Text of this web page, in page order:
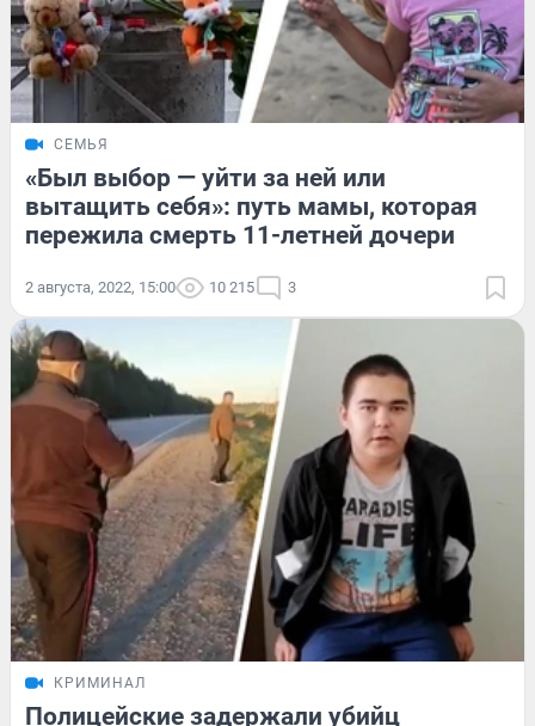
СЕМЬЯ
«Был выбор — уйти за ней или
вытащить себя»: путь мамы, которая
пережила смерть 11-летней дочери
2 августа, 2022, 15:00 10 215 3
КРИМИНАЛ
Полицейские задержали убийц